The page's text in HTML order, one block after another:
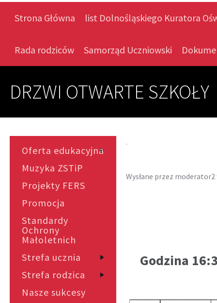
Strona Główna list Dolnośląskiego Kuratora
Rada rodziców Samorząd Uczniowski
DRZWI OTWARTE SZKOŁY
Oferta edukacyjna
Muzyka ZSTiP
Projekty FERS
Promocja
Standardy
Ochrony
Małoletnich
Strefa ucznia
Strefa rodzica
Nasze sukcesy
.
Wysłane przez moderator2
Godzina